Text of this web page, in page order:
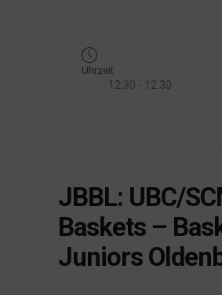
Uhrzeit
12:30 - 12:30
JBBL: UBC/
Baskets –
Juniors